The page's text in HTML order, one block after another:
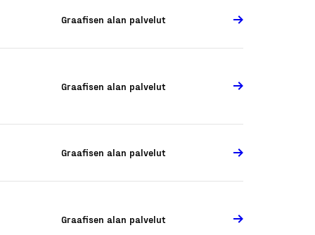
Graafisen alan palvelut
Graafisen alan palvelut
Graafisen alan palvelut
Graafisen alan palvelut